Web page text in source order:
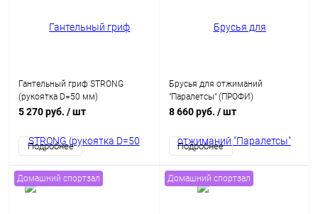
Гантельный гриф STRONG
(рукоятка D=50 мм)
5 270 руб. / шт
Подробнее
Брусья для отжиманий
"Паралетсы" (ПРОФИ)
8 660 руб. / шт
Подробнее
Домашний спортзал Домашний спортзал